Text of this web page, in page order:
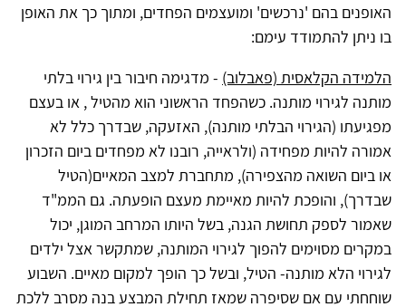
האופנים בהם 'נרכשים' ומועצמים הפחדים, ומתוך כך את האופן
בו ניתן להתמודד עימם:
הלמידה הקלאסית (פאבלוב) - מדגימה חיבור בין גירוי בלתי
מותנה לגירוי מותנה. כשהפחד הראשוני הוא מהטיל , או בעצם
מפגיעתו (הגירוי הבלתי מותנה), האזעקה, שבדרך כלל לא
אמורה להיות מפחידה (ולראייה, רובנו לא מפחדים ביום הזכרון
או ביום השואה מהצפירה), מתחברת למצב המאיים(הטיל
שבדרך), והופכת להיות מאיימת מעצם הופעתה. גם הממ"ד
שאמור לספק תחושת הגנה, בשל היותו המרחב המוגן, יכול
במקרים מסוימים להפוך לגירוי המותנה, שמתקשר אצל ילדים
לגירוי הלא מותנה- הטיל, ובשל כך הופך למקום מאיים. השבוע
שוחחתי עם אם שסיפרה שמאז תחילת המבצע בנה מסרב ללכת